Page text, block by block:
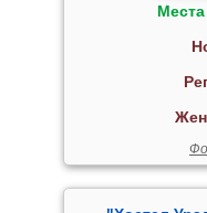
Места